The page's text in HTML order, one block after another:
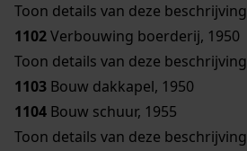
Toon details van deze beschrijving
1102Verbouwing boerderij, 1950
Toon details van deze beschrijving
1103 Bouw dakkapel, 1950
1104 Bouw schuur, 1955
Toon details van deze beschrijving